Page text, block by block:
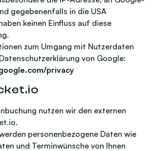
gegebenenfalls in die USA
keinen Einfluss auf diese
zum Umgang mit Nutzerdaten
von Google:
privacy
nutzen wir den externen
personenbezogene Daten wie
und Terminwünsche von Ihnen